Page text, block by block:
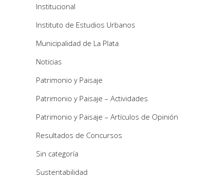
Institucional
Instituto de Estudios Urbanos
Municipalidad de La Plata
Noticias
Patrimonio y Paisaje
Patrimonio y Paisaje – Actividades
Patrimonio y Paisaje – Artículos de Opinión
Resultados de Concursos
Sin categoría
Sustentabilidad